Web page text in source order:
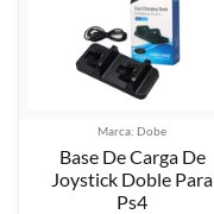
Marca: Dobe
Base De Carga De
Joystick Doble Para
Ps4